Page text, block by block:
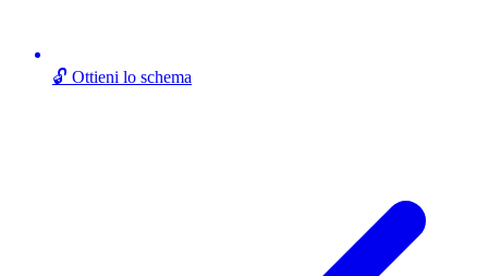
🔓 Ottieni lo schema